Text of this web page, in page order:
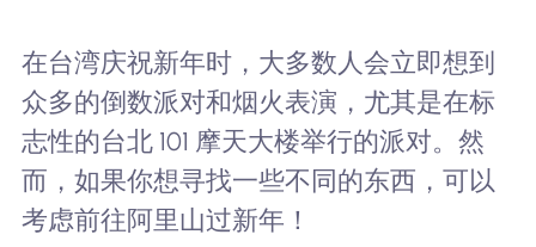
在台湾庆祝新年时，大多数人会立即想到
众多的倒数派对和烟火表演，尤其是在标
志性的台北 101 摩天大楼举行的派对。然
而，如果你想寻找一些不同的东西，可以
考虑前往阿里山过新年！